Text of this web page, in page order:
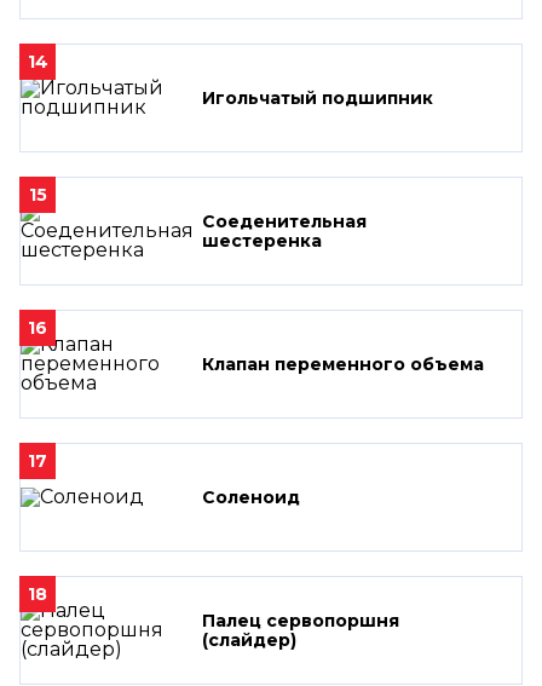
14
Игольчатый подшипник
15
Соеденительная
шестеренка
16
Клапан переменного объема
17
Соленоид
18
Палец сервопоршня
(слайдер)